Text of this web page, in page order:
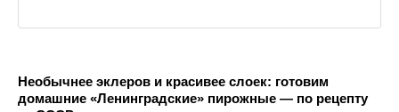
Необычнее эклеров и красивее слоек: готовим
домашние «Ленинградские» пирожные — по рецепту